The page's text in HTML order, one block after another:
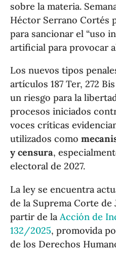
sobre la materia.
Héctor Serrano Cortés
para sancionar el “uso
artificial para provocar
Los nuevos tipos
artículos 187 Ter, 272
un riesgo para la
procesos iniciados
voces críticas
utilizados como
y censura,
electoral de 2027.
La ley se encuentra
de la Suprema Corte de
partir de la Acción de
132/2025, promovida
de los Derechos